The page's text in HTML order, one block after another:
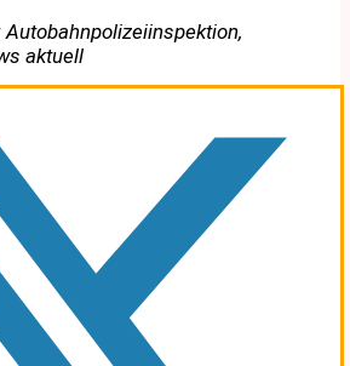
Autobahnpolizeiinspektion,
aktuell